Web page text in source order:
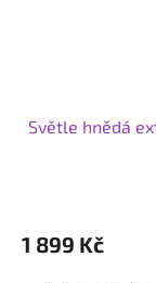
Světle hnědá
1 899 Kč